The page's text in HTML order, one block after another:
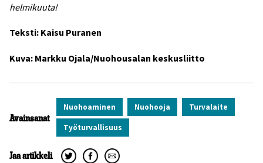
helmikuuta!
Teksti: Kaisu Puranen
Kuva: Markku Ojala/Nuohousalan keskusliitto
Avainsanat
Nuohoaminen Nuohooja Turvalaite
Työturvallisuus
Jaa artikkeli